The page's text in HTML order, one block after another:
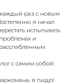
раз с новым
я начал
испытывать
и
с самим собой:
я пидр!